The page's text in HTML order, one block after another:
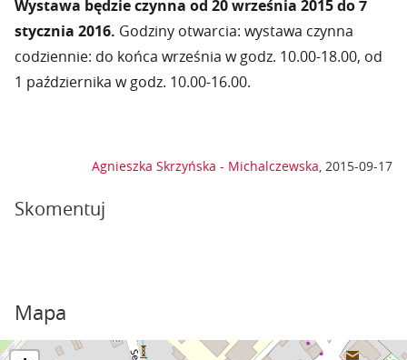
Wystawa będzie czynna od 20 września 2015 do 7
stycznia 2016. Godziny otwarcia: wystawa czynna
codziennie: do końca września w godz. 10.00-18.00, od
1 października w godz. 10.00-16.00.
Agnieszka Skrzyńska - Michalczewska, 2015-09-17
Skomentuj
Mapa